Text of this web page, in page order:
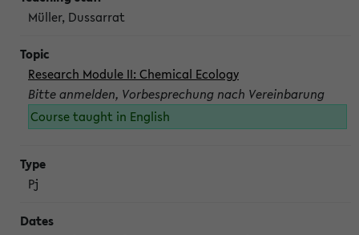
Müller, Dussarrat
Research Module II: Chemical Ecology
Bitte anmelden, Vorbesprechung nach Vereinbarung
Course taught in English
Pj